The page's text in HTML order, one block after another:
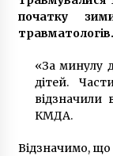
початку
травматологів.
«За минулу
дітей.
відзначили
КМДА.
Відзначимо, що